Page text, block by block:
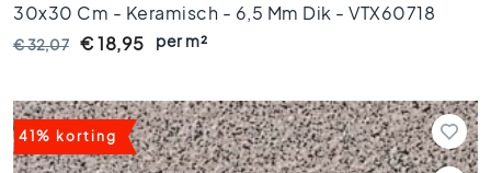
r
t
e
s
30x30 Cm - Keramisch - 6,5 Mm Dik - VTX60718
€ 32,07 € 18,95 per m²
41% korting